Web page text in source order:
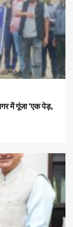
में गूंजा ‘एक पेड़,